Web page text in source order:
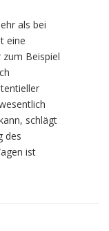
als bei
eine
Beispiel
schlägt
des
ist